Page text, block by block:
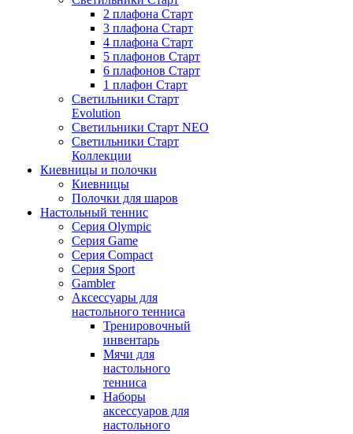
2 плафона Старт
3 плафона Старт
4 плафона Старт
5 плафонов Старт
6 плафонов Старт
1 плафон Старт
Светильники Старт
Evolution
Светильники Старт NEO
Светильники Старт
Коллекции
Киевницы и полочки
Киевницы
Полочки для шаров
Настольный теннис
Серия Olympic
Серия Game
Серия Compact
Серия Sport
Gambler
Аксессуары для
настольного тенниса
Тренировочный
инвентарь
Мячи для
настольного
тенниса
Наборы
аксессуаров для
настольного